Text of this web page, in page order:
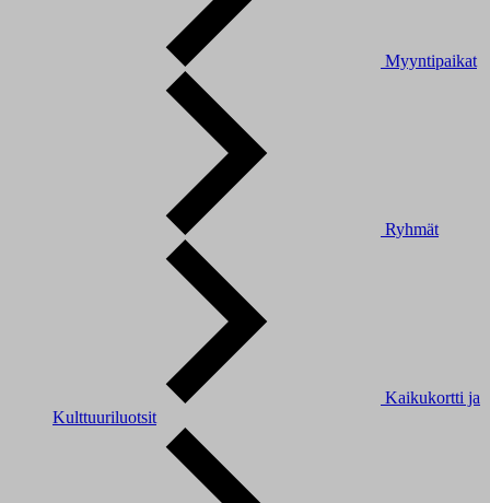
Myyntipaikat
Ryhmät
Kaikukortti ja
Kulttuuriluotsit